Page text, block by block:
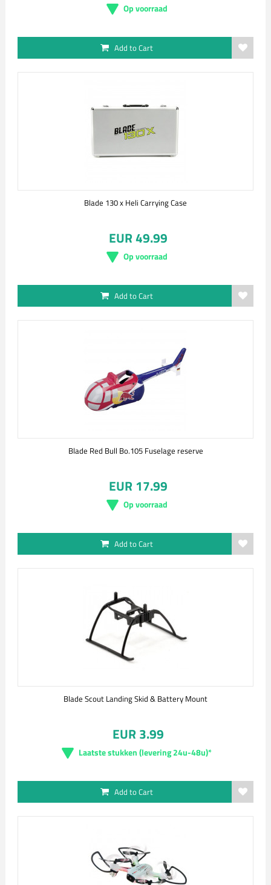
Op voorraad
Add to Cart
Blade 130 x Heli Carrying Case
EUR 49.99
Op voorraad
Add to Cart
Blade Red Bull Bo.105 Fuselage reserve
EUR 17.99
Op voorraad
Add to Cart
Blade Scout Landing Skid & Battery Mount
EUR 3.99
Laatste stukken (levering 24u-48u)*
Add to Cart